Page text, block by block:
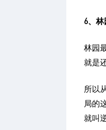
6、
林园
就是
所以
局的
就叫